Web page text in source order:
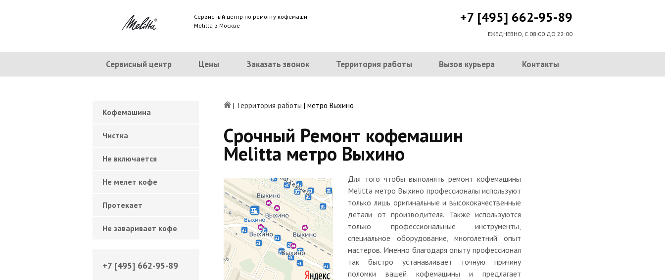
Сервисный центр по ремонту кофемашин
Melitta в Москве
+7 [495] 662-95-89
ЕЖЕДНЕВНО, С 08:00 ДО 22:00
Сервисный центр Цены Заказать звонок Территория работы Вызов курьера Контакты
| Территория работы | метро Выхино
Срочный Ремонт кофемашин
Melitta метро Выхино
Для того чтобы выполнять ремонт кофемашины
Melitta метро Выхино профессионалы используют
только лишь оригинальные и высококачественные
детали от производителя. Также используются
только профессиональные инструменты,
специальное оборудование, многолетний опыт
мастеров. Именно благодаря опыту профессионал
так быстро устанавливает точную причину
поломки вашей кофемашины и предлагает
Кофемашина
Чистка
Не включается
Не мелет кофе
Протекает
Не заваривает кофе
+7 [495] 662-95-89